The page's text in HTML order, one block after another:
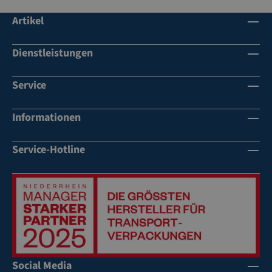
Artikel
Dienstleistungen
Service
Informationen
Service-Hotline
Social Media